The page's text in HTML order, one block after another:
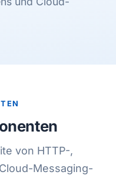
von HTTP-,
Messaging-